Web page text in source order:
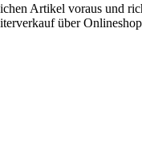
Artikel voraus und
über